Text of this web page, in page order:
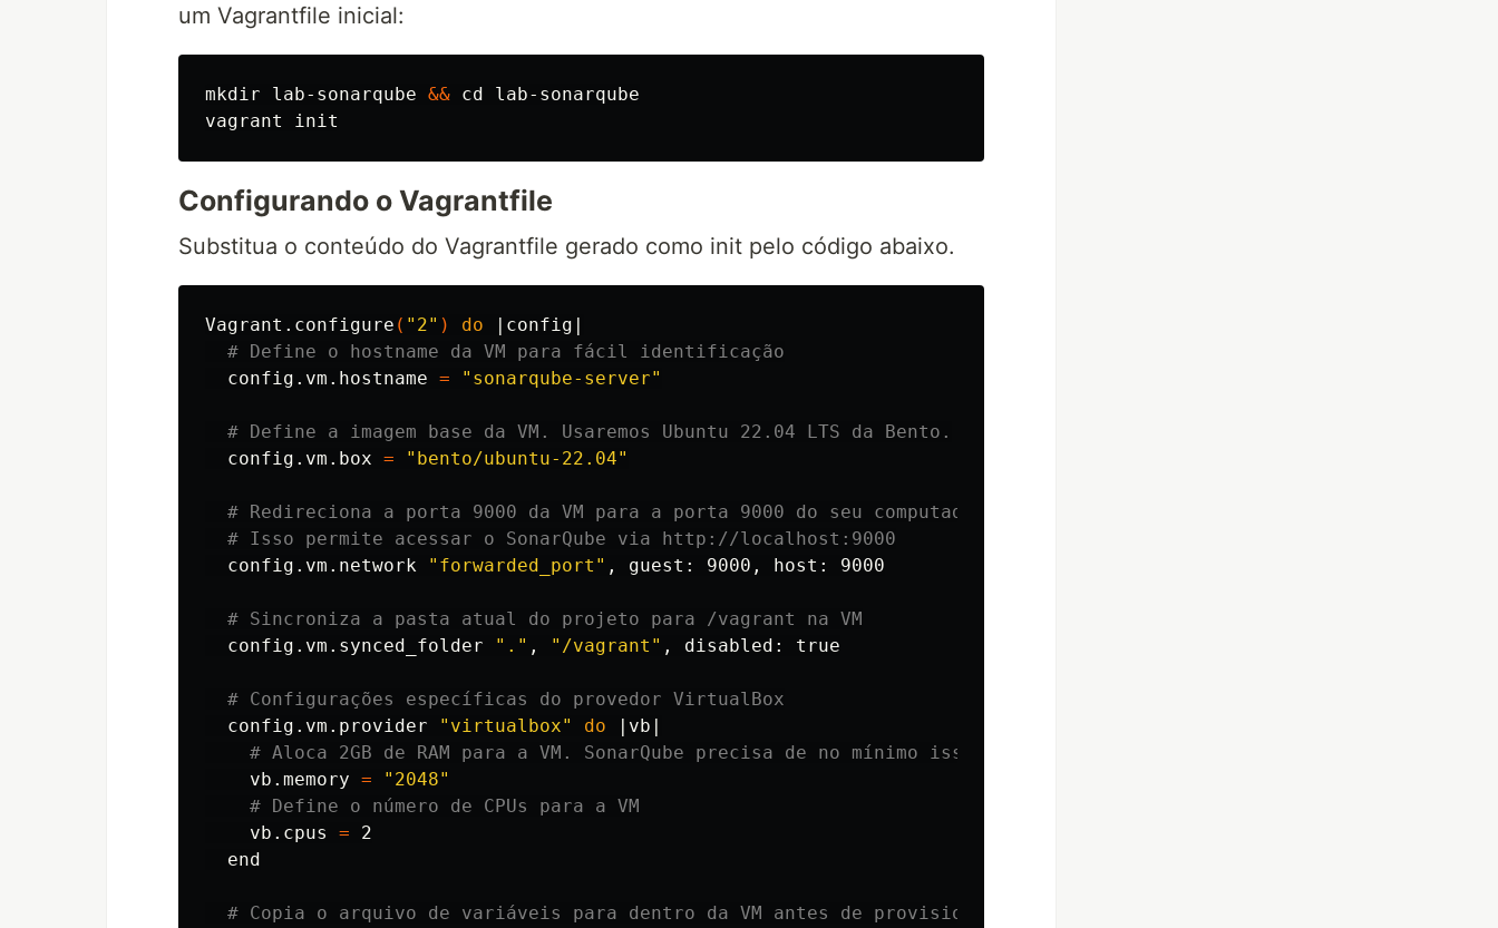
um Vagrantfile inicial:
mkdir lab-sonarqube && cd lab-sonarqube
Configurando o Vagrantfile
Substitua o conteúdo do Vagrantfile gerado como init pelo código abaixo.
Vagrant.configure ( "2" ) do |config|
# Define o hostname da VM para fácil identificação
  config.vm.hostname
= "sonarqube-server"
# Define a imagem base da VM. Usaremos Ubuntu 22.04 LTS da Bento.
  config.vm.box
= "bento/ubuntu-22.04"
# Redireciona a porta 9000 da VM para a porta 9000 do seu computador.
# Isso permite acessar o SonarQube via http://localhost:9000
  config.vm.network
"forwarded_port" , guest: 9000, host: 9000
# Sincroniza a pasta atual do projeto para /vagrant na VM
  config.vm.synced_folder
"." , "/vagrant" , disabled: true
# Configurações específicas do provedor VirtualBox
  config.vm.provider
"virtualbox" do |vb|
# Aloca 2GB de RAM para a VM. SonarQube precisa de no mínimo isso.
    vb.memory
=
"2048"
# Define o número de CPUs para a VM
    vb.cpus
= 2
  end
# Copia o arquivo de variáveis para dentro da VM antes de provisionar